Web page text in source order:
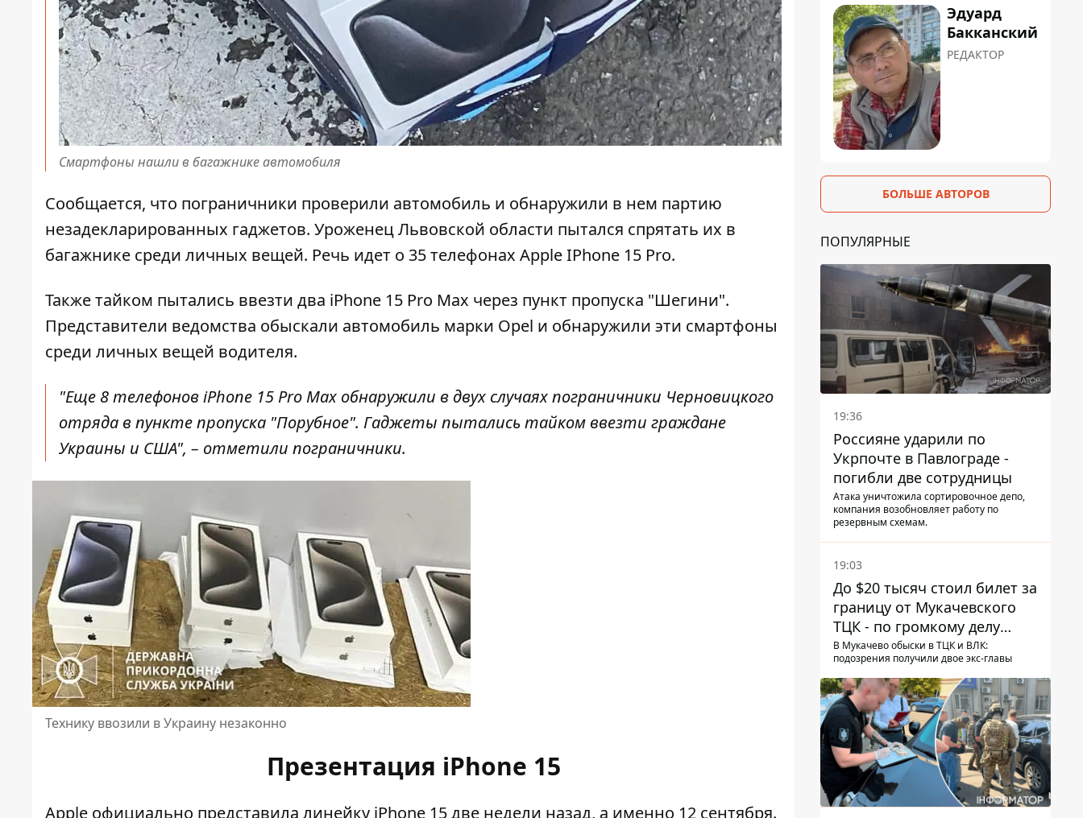
Смартфоны нашли в багажнике автомобиля
Сообщается, что пограничники проверили автомобиль и обнаружили в нем партию
незадекларированных гаджетов. Уроженец Львовской области пытался спрятать их в
багажнике среди личных вещей. Речь идет о 35 телефонах Apple IPhone 15 Pro.
Также тайком пытались ввезти два iPhone 15 Pro Max через пункт пропуска "Шегини".
Представители ведомства обыскали автомобиль марки Opel и обнаружили эти смартфоны
среди личных вещей водителя.
"Еще 8 телефонов iPhone 15 Pro Max обнаружили в двух случаях пограничники Черновицкого
отряда в пункте пропуска "Порубное". Гаджеты пытались тайком ввезти граждане
Украины и США", – отметили пограничники.
Технику ввозили в Украину незаконно
Презентация iPhone 15
Apple официально представила линейку iPhone 15 две недели назад, а именно 12 сентября.
Эдуард
Бакканский
РЕДАКТОР
БОЛЬШЕ АВТОРОВ
ПОПУЛЯРНЫЕ
19:36
Россияне ударили по
Укрпочте в Павлограде -
погибли две сотрудницы
Атака уничтожила сортировочное депо,
компания возобновляет работу по
резервным схемам.
19:03
До $20 тысяч стоил билет за
границу от Мукачевского
ТЦК - по громкому делу
первые подозрения
получили двое бывших
руководителей
В Мукачево обыски в ТЦК и ВЛК:
подозрения получили двое экс-главы